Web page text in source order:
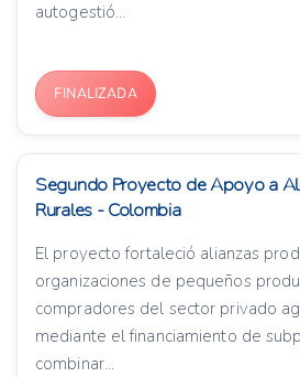
autogestió...
FINALIZADA
Segundo Proyecto de Apoyo a
Rurales - Colombia
El proyecto fortaleció alianzas
organizaciones de pequeños
compradores del sector privado
mediante el financiamiento de
combinar...